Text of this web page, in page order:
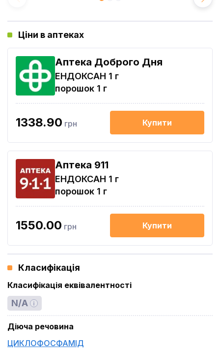
Ціни в аптеках
Аптека Доброго Дня
ЕНДОКСАН 1 г
порошок 1 г
1338.90 грн Купити
Aптека 911
ЕНДОКСАН 1 г
порошок 1 г
1550.00 грн Купити
Класифікація
Класифікація еквівалентності
N/A
Діюча речовина
ЦИКЛОФОСФАМІД